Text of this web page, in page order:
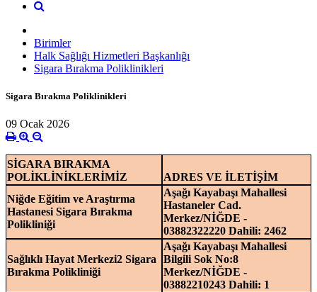
Birimler
Halk Sağlığı Hizmetleri Başkanlığı
Sigara Bırakma Poliklinikleri
Sigara Bırakma Poliklinikleri
09 Ocak 2026
SİGARA BIRAKMA
POLİKLİNİKLERİMİZ
ADRES VE İLETİŞİM
Niğde Eğitim ve Araştırma
Hastanesi Sigara Bırakma
Polikliniği
Aşağı Kayabaşı Mahallesi
Hastaneler Cad.
Merkez/NİĞDE -
03882322220 Dahili: 2462
Sağlıklı Hayat Merkezi2 Sigara
Bırakma Polikliniği
Aşağı Kayabaşı Mahallesi
Bilgili Sok No:8
Merkez/NİĞDE -
03882210243 Dahili: 1